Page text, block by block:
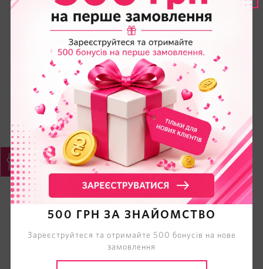
500 ГРН ЗА ЗНАЙОМСТВО
Зареєструйтеся та отримайте 500 бонусів на нове
замовлення